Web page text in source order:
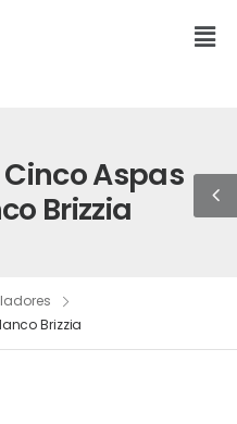
Aspas
Brizzia
Brizzia